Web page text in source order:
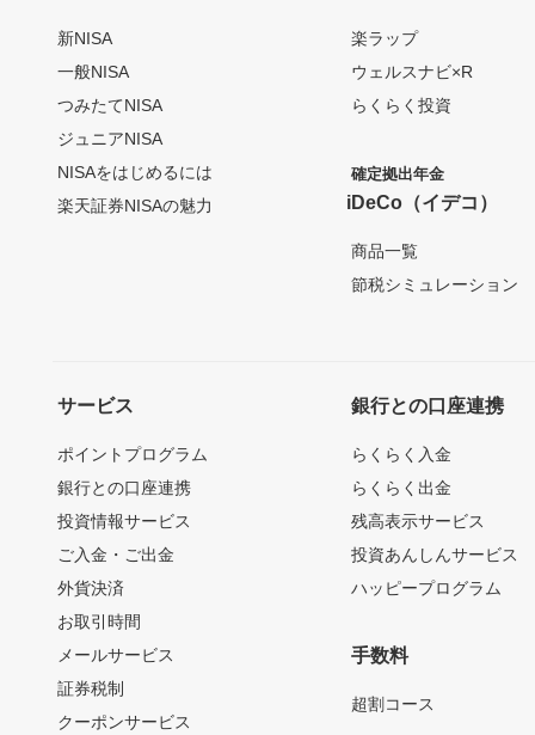
新NISA
一般NISA
つみたてNISA
ジュニアNISA
NISAをはじめるには
楽天証券NISAの魅力
楽ラップ
ウェルスナビ×R
らくらく投資
確定拠出年金
iDeCo（イデコ）
商品一覧
節税シミュレーション
サービス
ポイントプログラム
銀行との口座連携
投資情報サービス
ご入金・ご出金
外貨決済
お取引時間
メールサービス
証券税制
クーポンサービス
銀行との口座連携
らくらく入金
らくらく出金
残高表示サービス
投資あんしんサービス
ハッピープログラム
手数料
超割コース